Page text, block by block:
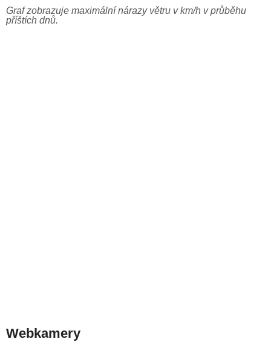
Graf zobrazuje maximální nárazy větru v km/h v průběhu
příštích dnů.
Webkamery